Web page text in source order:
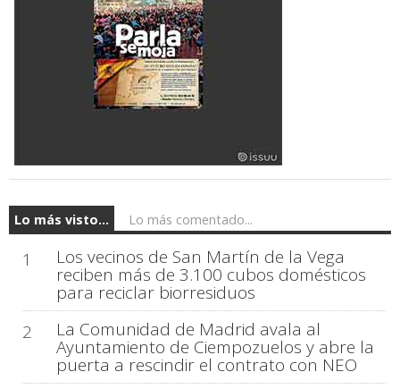
Lo más visto... Lo más comentado...
1 Los vecinos de San Martín de la Vega
reciben más de 3.100 cubos domésticos
para reciclar biorresiduos
2
La Comunidad de Madrid avala al
Ayuntamiento de Ciempozuelos y abre la
puerta a rescindir el contrato con NEO